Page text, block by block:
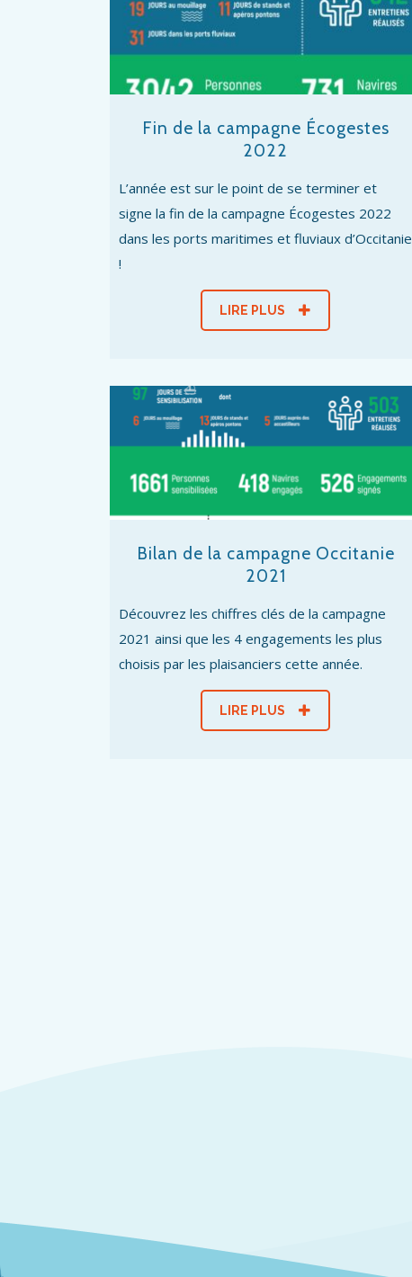
Fin de la campagne Écogestes
2022
L’année est sur le point de se terminer et
signe la fin de la campagne Écogestes 2022
dans les ports maritimes et fluviaux d’Occitanie
!
LIRE PLUS
Bilan de la campagne Occitanie
2021
Découvrez les chiffres clés de la campagne
2021 ainsi que les 4 engagements les plus
choisis par les plaisanciers cette année.
LIRE PLUS